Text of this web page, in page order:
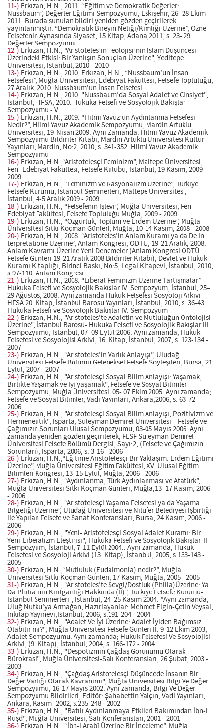
11-) Erkızan, H.N., 2011. “Eğitim ve Demokratik Değerler:
Nussbaum”, Değerler Eğitimi Sempozyumu, Eskişehir, 26- 28 Ekim
2011. Burada sunulan bildiri yeniden gözden geçirilerek
yayınlanmıştır. “Demokratik Bireyin Neliği/Kimliği Üzerine”, Özne–
Felsefenin Aynasında Siyaset, 15 Kitap, Adana,2011, s. 23- 29.
Değerler Sempozyumu
12-) Erkızan, H.N., “Aristoteles’in Teolojisi’nin İslam Düşüncesi
Üzerindeki Etkisi: Bir Yanlışın Sonuçları Üzerine", Yeditepe
Üniversitesi, İstanbul, 2010 - 2010
13-) Erkızan, H.N., 2010. Erkızan, H.N., “Nussbaum’un İnsan
Felsefesi”, Muğla Üniversitesi, Edebiyat Fakültesi, Felsefe Topluluğu,
27 Aralık, 2010. Nussbaum'un İnsan Felsefesi
14-) Erkızan, H.N., 2010. "Nussbaum’da Sosyal Adalet ve Cinsiyet",
İstanbul, HFSA, 2010. Hukuka Felsefi ve Sosyolojik Bakışlar
Sempozyumu - V
15-) Erkızan, H.N., 2009. “Hilmi Yavuz’un Aydınlanma Felsefesi
Nedir?”, Hilmi Yavuz Akademik Sempozyumu, Mardin Artuklu
Üniversitesi, 19-Nisan 2009. Aynı Zamanda: Hilmi Yavuz Akademik
Sempozyumu Bildiriler Kitabı, Mardin Artuklu Üniversitesi Kültür
Yayınları, Mardin, No:2, 2010, s. 341-352. Hilmi Yavuz Akademik
Sempozyumu
16-) Erkızan, H.N.,“Aristotelesçi Feminizm”, Maltepe Üniversitesi,
Fen- Edebiyat Fakültesi, Felsefe Kulübü, İstanbul, 19 Kasım, 2009 -
2009
17-) Erkızan, H.N., “Feminizm ve Rasyonalizm Üzerine”, Türkiye
Felsefe Kurumu, İstanbul Seminerleri, Maltepe Üniversitesi,
İstanbul, 4-5 Aralık 2009 - 2009
18-) Erkızan, H.N., “Felsefenin İşlevi”, Muğla Üniversitesi, Fen –
Edebiyat Fakültesi, Felsefe Topluluğu Muğla, 2009 - 2009
19-) Erkızan, H.N., “Özgürlük, Toplum ve Erdem Üzerine”, Muğla
Üniversitesi Sıtkı Koçman Günleri, Muğla, 10-14 Kasım, 2008 - 2008
20-) Erkızan, H.N., 2008. “Aristoteles’in Anlam Kuramı ya da De In
terpretatione Üzerine”, Anlam Kongresi, ODTÜ, 19-21 Aralık, 2008.
Anlam Kavramı Üzerine Yeni Denemeler (Anlam Kongresi ODTÜ
Felsefe Günleri 19-21 Aralık 2008 Bildiriler Kitabı), Devlet ve Hukuk
Kuramı Kitaplığı, Birinci Baskı, No:5, Legal Kitapevi, İstanbul, 2010,
s.97-110. Anlam Kongresi
21-) Erkızan, H.N., 2008. “Liberal Feminizm Üzerine Tartışmalar”
Hukuka Felsefi ve Sosyolojik Bakışlar IV. Sempozyum, İstanbul, 25–
29 Ağustos, 2008. Aynı zamanda Hukuk Felsefesi Sosyoloji Arkivi
HFSA 20. Kitap, İstanbul Barosu Yayınları, İstanbul, 2010, s. 36-43.
Hukuka Felsefi ve Sosyolojik Bakışlar IV. Sempozyum
22-) Erkızan, H.N., "Aristoteles’te Adaletin ve Mutluluğun Ontolojisi
Üzerine", İstanbul Barosu- Hukuka Felsefi ve Sosyolojik Bakışlar III.
Sempozyumu, İstanbul, 07–09 Eylül 2006. Aynı zamanda, Hukuk
Felsefesi ve Sosyolojisi Arkivi, 16. Kitap, İstanbul, 2007, s. 123-134 -
2007
23-) Erkızan, H.N., “Aristoteles’in Varlık Anlayışı”, Uludağ
Üniversitesi Felsefe Bölümü Geleneksel Felsefe Söyleşileri, Bursa, 21
Eylül, 2007 - 2007
24-) Erkızan, H.N., "Aristotelesçi Sosyal Bilim Anlayışı: Yaşamak,
Birlikte Yaşamak ve İyi yaşamak", Felsefe ve Sosyal Bilimler
Sempozyumu, Muğla Üniversitesi, 05- 07 Ekim 2005. Aynı zamanda;
Felsefe ve Sosyal Bilimler, Vadi Yayınları, Ankara,2006, s. 63-72 -
2006
25-) Erkızan, H.N., "Aristotelesçi Sosyal Bilim Anlayışı, Pozitivizm ve
Hermeneutik", Isparta, Süleyman Demirel Üniversitesi – Felsefe ve
Çağımızın Sorunları Ulusal Sempozyumu, 03-05 Mayıs 2006. Aynı
zamanda yeniden gözden geçirilerek; FLSF Süleyman Demirel
Üniversitesi Felsefe Bölümü Dergisi, Sayı:2, (Felsefe ve Çağımızın
Sorunları), Isparta, 2006, s. 3-16 - 2006
26-) Erkızan, H.N.,“Eğitime Aristotelesçi Bir Yaklaşım: Erdem Eğitimi
Üzerine”, Muğla Üniversitesi Eğitim Fakültesi, XV. Ulusal Eğitim
Bilimleri Kongresi, 13–15 Eylül, Muğla, 2006 - 2006
27-) Erkızan, H.N., “Aydınlanma, Türk Aydınlanması ve Atatürk”,
Muğla Üniversitesi Sıtkı Koçman Günleri, Muğla,13–17 Kasım, 2006
- 2006
28-) Erkızan, H.N., “Aristotelesçi Yaşama Felsefesi ya da Yaşama
Bilgeliği Üzerine”, Uludağ Üniversitesi ve Nilüfer Belediyesi İşbirliği
ile Yapılan Felsefe ve Sanat Konferansları, Bursa, 24 Kasım, 2006 -
2006
29-) Erkızan, H.N., "Yeni- Aristotelesçi Sosyal Adalet Kuramı: Bir
Yeni-Liberalizm Eleştirisi", Hukuka Felsefi ve Sosyolojik Bakışlar-II
Sempozyum, İstanbul, 7-11 Eylül 2004.. Aynı zamanda; Hukuk
Felsefesi ve Sosyoloji Arkivi (13. Kitap), İstanbul, 2005, s.133-143 -
2005
30-) Erkızan, H.N.,“Mutluluk (Eudaimonia) nedir?”, Muğla
Üniversitesi Sıtkı Koçman Günleri, 17 Kasım, Muğla, 2005 - 2005
31-) Erkızan, H.N., “Aristoteles’te Sevgi/Dostluk (Philia)Üzerine: Ya
Da Philia’nın Kırılganlığı Hakkında (II)”, Türkiye Felsefe Kurumu-
İstanbul Seminerleri-, İstanbul, 24–25 Kasım 2004. *Aynı zamanda;
Uluğ Nutku’ya Armağan, Hazırlayanlar: Mehmet Elgin-Çetin Veysal,
İnkılap Yayınevi,İstanbul, 2006, s.191-204 - 2004
32-) Erkızan, H.N., "Adalet Ve İyi Üzerine: Adalet İyiden Bağımsız
Olabilir mi?", Muğla Üniversitesi Felsefe Günleri II. 9-12 Ekim 2003,
Adalet Sempozyumu. Aynı zamanda; Hukuk Felsefesi Ve Sosyolojisi
Arkivi, (9. Kitap), İstanbul, 2004, s. 166-172 - 2004
33-) Erkızan, H.N., "Despotizmin Çağdaş Görünümü Olarak
Bürokrasi", Muğla Üniversitesi-Salı Konferansları, 26 Şubat, 2003 -
2003
34-) Erkızan, H.N., "Çağdaş Aristotelesçi Düşüncede İnsanın Bir
Değer Varlığı Olarak Kavranımı", Muğla Üniversitesi Bilgi Ve Değer
Sempozyumu, 16-17 Mayıs 2002. Aynı zamanda; Bilgi Ve Değer
Sempozyumu Bildirileri, Editör: Şahabettin Yalçın, Vadi Yayınları,
Ankara, Kasım- 2002, s.235-248 - 2002
35-) Erkızan, H.N., "Batılı Aydınlanmaya Etkileri Bakımından İbn-i
Rüşd", Muğla Üniversitesi, Salı Konferansları, 2001 - 2001
36-) Erkızan, H.N., “İbn-i Arabî Üzerine Bir İnceleme”, Muğla